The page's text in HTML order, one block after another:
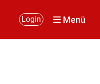
Login Menü